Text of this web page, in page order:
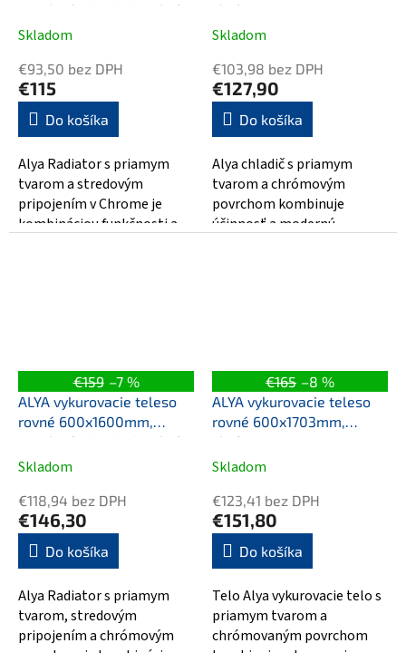
stredové pripojenie, chróm
Skladom
€93,50 bez DPH
€115
Do košíka
Alya Radiator s priamym
tvarom a stredovým
pripojením v Chrome je
kombináciou funkčnosti a
chróm
Skladom
€103,98 bez DPH
€127,90
Do košíka
Alya chladič s priamym
tvarom a chrómovým
povrchom kombinuje
účinnosť a modernú
€159 –7 %
ALYA vykurovacie teleso
rovné 600x1600mm,
stredové pripojenie, chróm
Skladom
€118,94 bez DPH
€146,30
Do košíka
Alya Radiator s priamym
tvarom, stredovým
pripojením a chrómovým
€165 –8 %
ALYA vykurovacie teleso
rovné 600x1703mm,
chróm
Skladom
€123,41 bez DPH
€151,80
Do košíka
Telo Alya vykurovacie telo s
priamym tvarom a
chrómovaným povrchom